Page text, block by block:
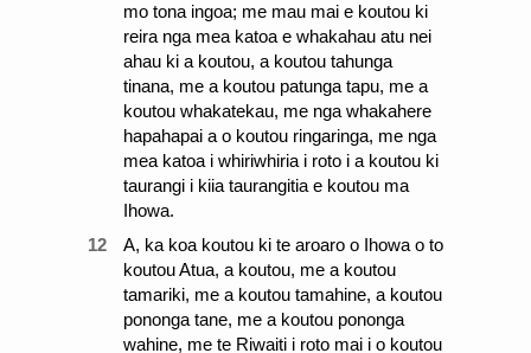
mo tona ingoa; me mau mai e koutou ki
reira nga mea katoa e whakahau atu nei
ahau ki a koutou, a koutou tahunga
tinana, me a koutou patunga tapu, me a
koutou whakatekau, me nga whakahere
hapahapai a o koutou ringaringa, me nga
mea katoa i whiriwhiria i roto i a koutou ki
taurangi i kiia taurangitia e koutou ma
Ihowa.
12
A, ka koa koutou ki te aroaro o Ihowa o to
koutou Atua, a koutou, me a koutou
tamariki, me a koutou tamahine, a koutou
pononga tane, me a koutou pononga
wahine, me te Riwaiti i roto mai i o koutou